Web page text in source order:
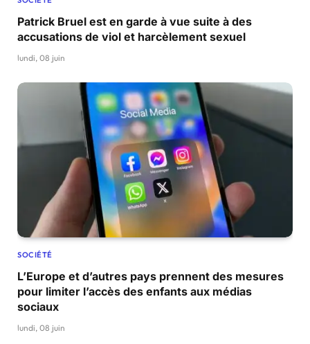
Patrick Bruel est en garde à vue suite à des
accusations de viol et harcèlement sexuel
lundi, 08 juin
SOCIÉTÉ
L’Europe et d’autres pays prennent des mesures
pour limiter l’accès des enfants aux médias
sociaux
lundi, 08 juin